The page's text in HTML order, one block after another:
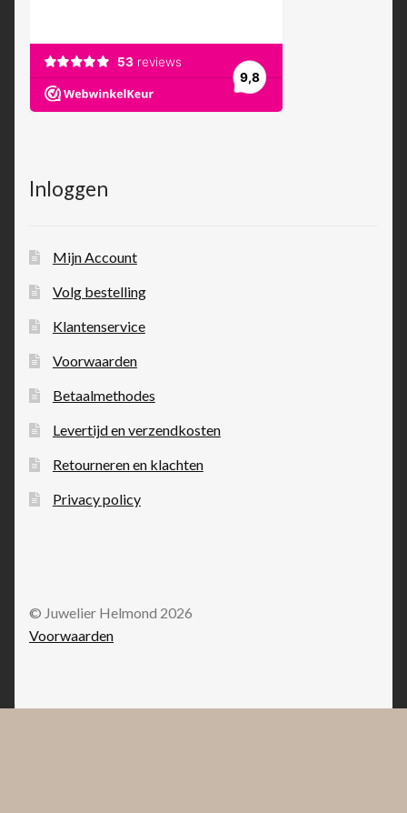
Inloggen
Mijn Account
Volg bestelling
Klantenservice
Voorwaarden
Betaalmethodes
Levertijd en verzendkosten
Retourneren en klachten
Privacy policy
© Juwelier Helmond 2026
Voorwaarden